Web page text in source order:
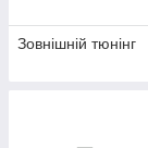
Зовнішній тюнінг